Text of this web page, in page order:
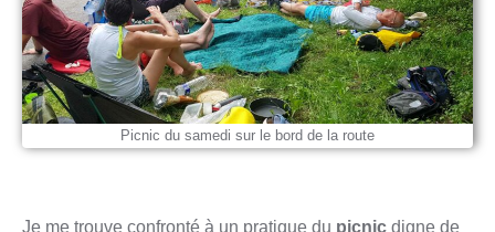
Picnic du samedi sur le bord de la route
Je me trouve confronté à un pratique du picnic digne de